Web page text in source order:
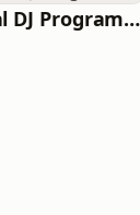
Central DJ Programas